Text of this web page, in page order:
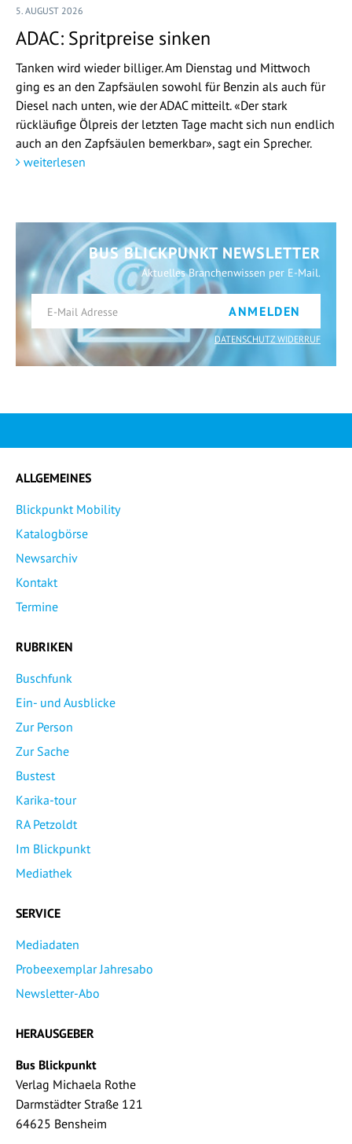
5. AUGUST 2026
ADAC: Spritpreise sinken
Tanken wird wieder billiger. Am Dienstag und Mittwoch
ging es an den Zapfsäulen sowohl für Benzin als auch für
Diesel nach unten, wie der ADAC mitteilt. «Der stark
rückläufige Ölpreis der letzten Tage macht sich nun endlich
auch an den Zapfsäulen bemerkbar», sagt ein Sprecher.
weiterlesen
BUS BLICKPUNKT NEWSLETTER
Aktuelles Branchenwissen per E-Mail.
ANMELDEN
DATENSCHUTZ WIDERRUF
ALLGEMEINES
Blickpunkt Mobility
Katalogbörse
Newsarchiv
Kontakt
Termine
RUBRIKEN
Buschfunk
Ein- und Ausblicke
Zur Person
Zur Sache
Bustest
Karika-tour
RA Petzoldt
Im Blickpunkt
Mediathek
SERVICE
Mediadaten
Probeexemplar Jahresabo
Newsletter-Abo
HERAUSGEBER
Bus Blickpunkt
Verlag Michaela Rothe
Darmstädter Straße 121
64625 Bensheim